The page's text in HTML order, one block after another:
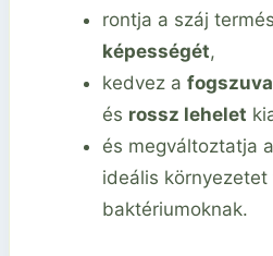
rontja a száj
képességét,
kedvez a
és rossz lehelet
és megváltoztatja
ideális
baktériumoknak.